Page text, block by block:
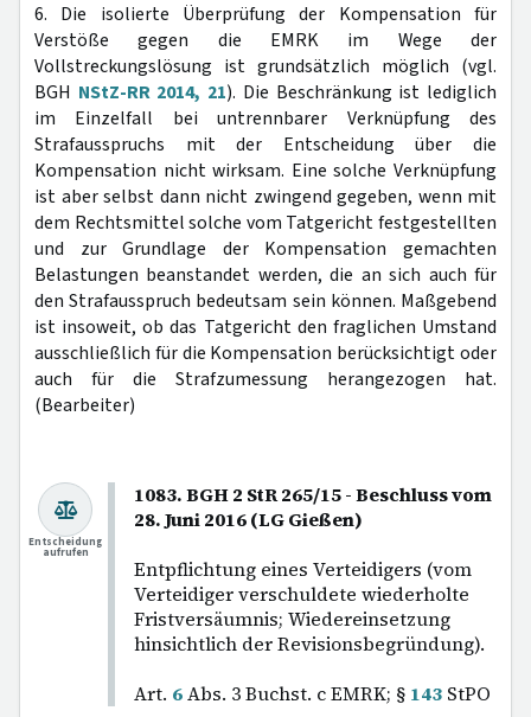
6. Die isolierte Überprüfung der Kompensation für
Verstöße gegen die EMRK im Wege der
Vollstreckungslösung ist grundsätzlich möglich (vgl.
BGH NStZ-RR 2014, 21). Die Beschränkung ist lediglich
im Einzelfall bei untrennbarer Verknüpfung des
Strafausspruchs mit der Entscheidung über die
Kompensation nicht wirksam. Eine solche Verknüpfung
ist aber selbst dann nicht zwingend gegeben, wenn mit
dem Rechtsmittel solche vom Tatgericht festgestellten
und zur Grundlage der Kompensation gemachten
Belastungen beanstandet werden, die an sich auch für
den Strafausspruch bedeutsam sein können. Maßgebend
ist insoweit, ob das Tatgericht den fraglichen Umstand
ausschließlich für die Kompensation berücksichtigt oder
auch für die Strafzumessung herangezogen hat.
(Bearbeiter)
1083. BGH 2 StR 265/15 - Beschluss vom
28. Juni 2016 (LG Gießen)
Entpflichtung eines Verteidigers (vom
Verteidiger verschuldete wiederholte
Fristversäumnis; Wiedereinsetzung
hinsichtlich der Revisionsbegründung).
Art. 6Abs. 3 Buchst. c EMRK; § 143 StPO
Entscheidung
aufrufen